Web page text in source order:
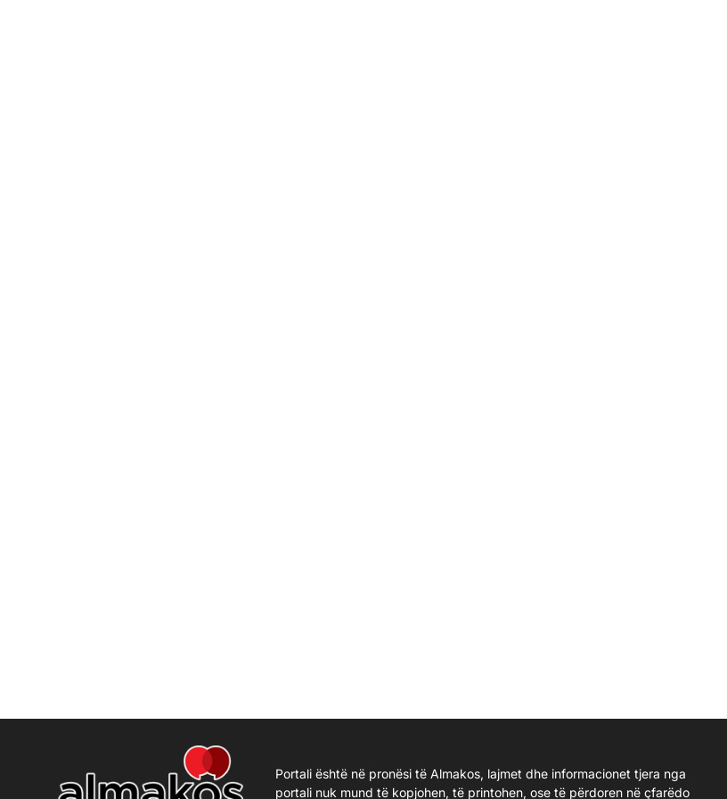
Portali është në pronësi të Almakos, lajmet dhe informacionet tjera nga
portali nuk mund të kopjohen, të printohen, ose të përdoren në çfarëdo